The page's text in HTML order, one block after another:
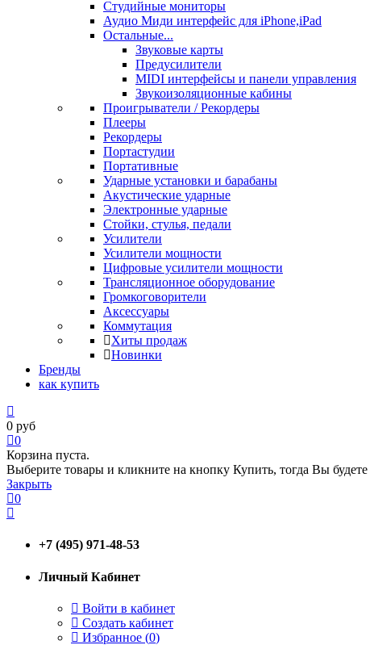
Студийные мониторы
Аудио Миди интерфейс для iPhone,iPad
Остальные...
Звуковые карты
Предусилители
MIDI интерфейсы и панели управления
Звукоизоляционные кабины
Проигрыватели / Рекордеры
Плееры
Рекордеры
Портастудии
Портативные
Ударные установки и барабаны
Акустические ударные
Электронные ударные
Стойки, стулья, педали
Усилители
Усилители мощности
Цифровые усилители мощности
Трансляционное оборудование
Громкоговорители
Аксессуары
Коммутация
Хиты продаж
Новинки
Бренды
как купить
0 руб
0
Корзина пуста.
Выберите товары и кликните на кнопку Купить, тогда Вы
Закрыть
0
+7 (495) 971-48-53
Личный Кабинет
Войти в кабинет
Создать кабинет
Избранное (0)